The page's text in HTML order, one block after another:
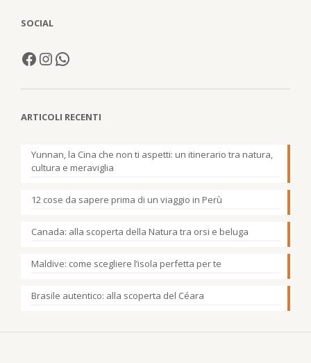
SOCIAL
ARTICOLI RECENTI
Yunnan, la Cina che non ti aspetti: un itinerario tra natura,
cultura e meraviglia
12 cose da sapere prima di un viaggio in Perù
Canada: alla scoperta della Natura tra orsi e beluga
Maldive: come scegliere l’isola perfetta per te
Brasile autentico: alla scoperta del Céara